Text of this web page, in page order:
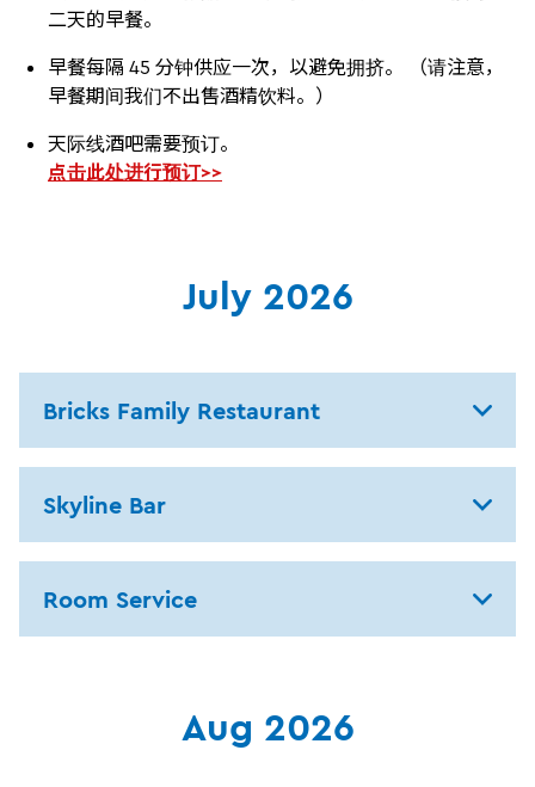
二天的早餐。
早餐每隔 45 分钟供应一次，以避免拥挤。 （请注意，
早餐期间我们不出售酒精饮料。）
天际线酒吧需要预订。
点击此处进行预订>>
July 2026
Bricks Family Restaurant
Skyline Bar
Room Service
Aug 2026